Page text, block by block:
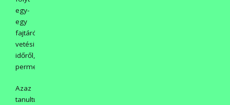
egy-
egy
fajtáról,
vetési
időről,
permetezésről.
Azaz
tanultunk